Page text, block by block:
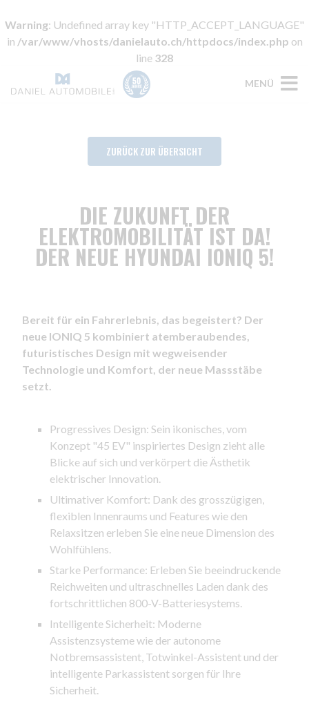
Warning: Undefined array key "HTTP_ACCEPT_LANGUAGE"
in /var/www/vhosts/danielauto.ch/httpdocs/index.php on
line 328
MENÜ
ZURÜCK ZUR ÜBERSICHT
DIE ZUKUNFT DER
ELEKTROMOBILITÄT IST DA!
DER NEUE HYUNDAI IONIQ 5!
Bereit für ein Fahrerlebnis, das begeistert? Der
neue IONIQ 5 kombiniert atemberaubendes,
futuristisches Design mit wegweisender
Technologie und Komfort, der neue Massstäbe
setzt.
Progressives Design: Sein ikonisches, vom
Konzept "45 EV" inspiriertes Design zieht alle
Blicke auf sich und verkörpert die Ästhetik
elektrischer Innovation.
Ultimativer Komfort: Dank des grosszügigen,
flexiblen Innenraums und Features wie den
Relaxsitzen erleben Sie eine neue Dimension des
Wohlfühlens.
Starke Performance: Erleben Sie beeindruckende
Reichweiten und ultraschnelles Laden dank des
fortschrittlichen 800-V-Batteriesystems.
Intelligente Sicherheit: Moderne
Assistenzsysteme wie der autonome
Notbremsassistent, Totwinkel-Assistent und der
intelligente Parkassistent sorgen für Ihre
Sicherheit.